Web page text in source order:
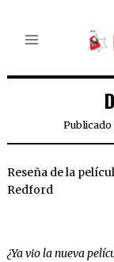
Publicado
Reseña de la
Redford
¿Ya vio la nueva